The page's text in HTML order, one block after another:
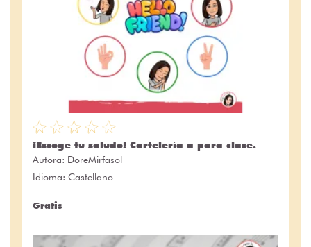
¡Escoge tu saludo! Cartelería a para clase.
Autora: DoreMirfasol
Idioma: Castellano
Gratis